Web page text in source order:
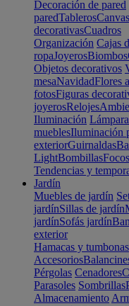
Decoración de pared
paredTablerosCanvas
decorativasCuadros
Organización Cajas
ropaJoyerosBiombos
Objetos decorativos
mesaNavidadFlores
fotosFiguras
joyerosRelojes
Iluminación
mueblesIluminación
exteriorGuirnaldas
LightBombillasFocos
Tendencias y
Jardín
Muebles de jardín
jardínSillas de jardín
jardínSofás jardín
exterior
Hamacas y tumbonas
Accesorios
Pérgolas Cenadores
Parasoles Sombrillas
Almacenamiento